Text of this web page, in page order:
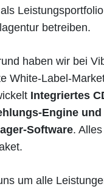
betreiben.
haben wir bei
White-Label-
Integriertes
Engine und
Software.
um alle